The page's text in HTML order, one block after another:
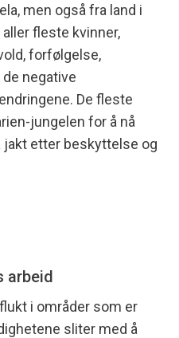
men også fra land i
aller fleste kvinner,
forfølgelse,
negative
De fleste
jungelen for å nå
jakt etter beskyttelse og
arbeid
i områder som er
sliter med å